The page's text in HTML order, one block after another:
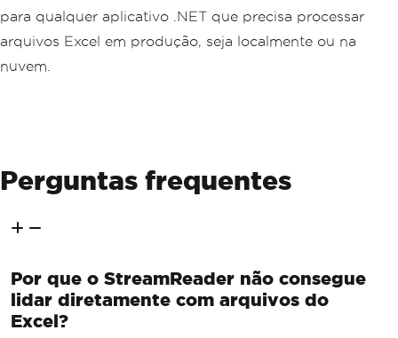
para qualquer aplicativo .NET que precisa processar
arquivos Excel em produção, seja localmente ou na
nuvem.
Perguntas frequentes
Por que o StreamReader não consegue
lidar diretamente com arquivos do
Excel?